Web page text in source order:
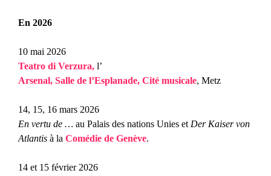
En 2026
10 mai 2026
Teatro di Verzura, l’
Arsenal, Salle de l’Esplanade, Cité musicale, Metz
14, 15, 16 mars 2026
En vertu de … au Palais des nations Unies et Der Kaiser von
Atlantis à la Comédie de Genève.
14 et 15 février 2026